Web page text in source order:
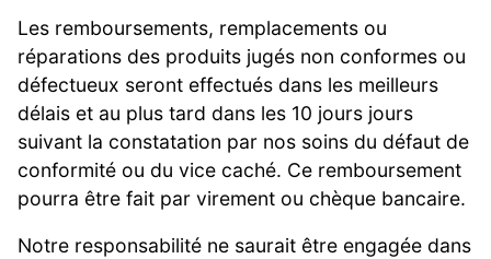
Les remboursements, remplacements ou
réparations des produits jugés non conformes ou
défectueux seront effectués dans les meilleurs
délais et au plus tard dans les 10 jours jours
suivant la constatation par nos soins du défaut de
conformité ou du vice caché. Ce remboursement
pourra être fait par virement ou chèque bancaire.
Notre responsabilité ne saurait être engagée dans